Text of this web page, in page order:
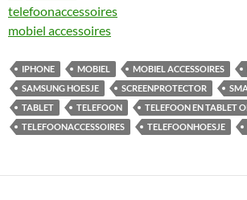
telefoonaccessoires
mobiel accessoires
IPHONE MOBIEL MOBIEL ACCESSOIRES
SAMSUNG HOESJE
SCREENPROTECTOR
TABLET
TELEFOON
TELEFOON EN TABLET
TELEFOONACCESSOIRES
TELEFOONHOESJE